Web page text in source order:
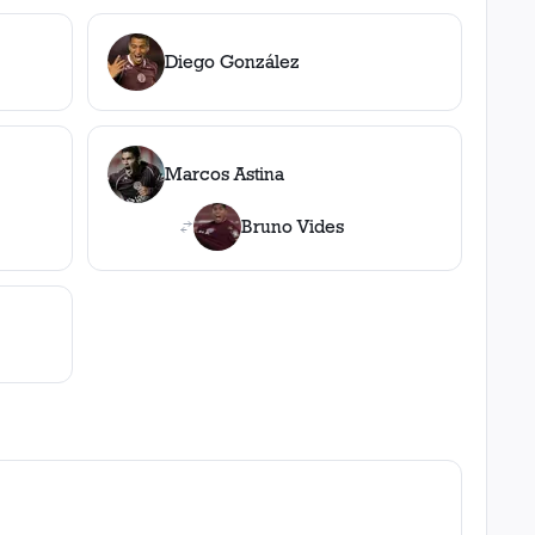
Diego González
Marcos Astina
Bruno Vides